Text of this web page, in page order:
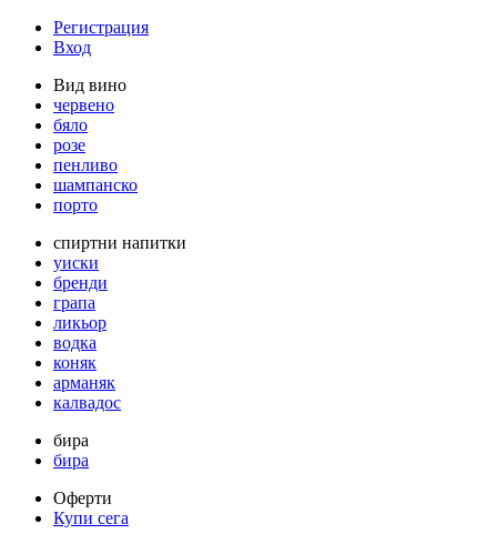
Регистрация
Вход
Вид вино
червено
бяло
розе
пенливо
шампанско
порто
спиртни напитки
уиски
бренди
грапа
ликьор
водка
коняк
арманяк
калвадос
бира
бира
Оферти
Купи сега